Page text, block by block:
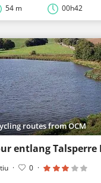
54 m 00h42
routes from OCM
entlang Talsperre
· 0 ·